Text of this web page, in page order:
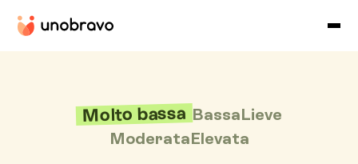
Molto bassa BassaLieve
ModerataElevata